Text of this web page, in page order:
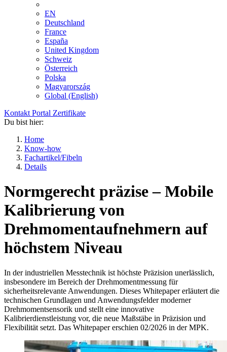
EN
Deutschland
France
España
United Kingdom
Schweiz
Österreich
Polska
Magyarország
Global (English)
Kontakt Portal Zertifikate
Du bist hier:
Home
Know-how
Fachartikel/Fibeln
Details
Normgerecht präzise – Mobile
Kalibrierung von
Drehmomentaufnehmern auf
höchstem Niveau
In der industriellen Messtechnik ist höchste Präzision unerlässlich,
insbesondere im Bereich der Drehmomentmessung für
sicherheitsrelevante Anwendungen. Dieses Whitepaper erläutert die
technischen Grundlagen und Anwendungsfelder moderner
Drehmomentsensorik und stellt eine innovative
Kalibrierdienstleistung vor, die neue Maßstäbe in Präzision und
Flexibilität setzt. Das Whitepaper erschien 02/2026 in der MPK.